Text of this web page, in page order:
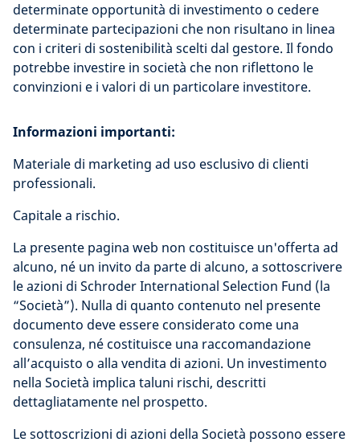
determinate opportunità di investimento o cedere
determinate partecipazioni che non risultano in linea
con i criteri di sostenibilità scelti dal gestore. Il fondo
potrebbe investire in società che non riflettono le
convinzioni e i valori di un particolare investitore.
Informazioni importanti:
Materiale di marketing ad uso esclusivo di clienti
professionali.
Capitale a rischio.
La presente pagina web non costituisce un'offerta ad
alcuno, né un invito da parte di alcuno, a sottoscrivere
le azioni di Schroder International Selection Fund (la
“Società”). Nulla di quanto contenuto nel presente
documento deve essere considerato come una
consulenza, né costituisce una raccomandazione
all’acquisto o alla vendita di azioni. Un investimento
nella Società implica taluni rischi, descritti
dettagliatamente nel prospetto.
Le sottoscrizioni di azioni della Società possono essere